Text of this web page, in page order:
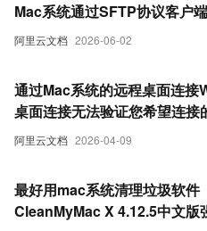
阿里云文档 2026-06-02
Mac系统通过SFTP协议客户
阿里云文档 2026-04-09
通过Mac系统的远程桌面连
桌面连接无法验证您希望连接
解决
最好用mac系统清理垃圾软件
CleanMyMac X 4.12.5中文版